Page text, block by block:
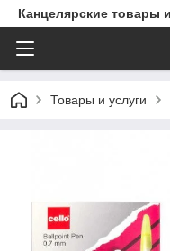
Канцелярские товары
Товары и услуги